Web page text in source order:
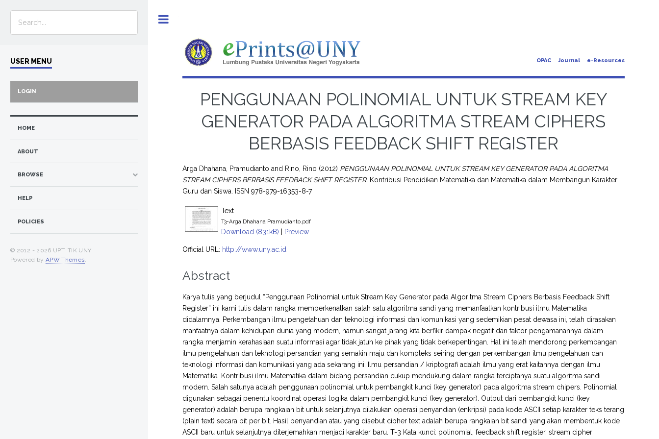
OPAC Journal e-Resources
PENGGUNAAN POLINOMIAL UNTUK STREAM KEY
GENERATOR PADA ALGORITMA STREAM CIPHERS
BERBASIS FEEDBACK SHIFT REGISTER
Arga Dhahana, Pramudianto and Rino, Rino (2012) PENGGUNAAN POLINOMIAL UNTUK STREAM KEY GENERATOR PADA ALGORITMA
STREAM CIPHERS BERBASIS FEEDBACK SHIFT REGISTER. Kontribusi Pendidikan Matematika dan Matematika dalam Membangun Karakter
Guru dan Siswa. ISSN 978-979-16353-8-7
Text
T3-Arga Dhahana Pramudianto.pdf
Download (831kB) | Preview
Official URL: http://www.uny.ac.id
Abstract
Karya tulis yang berjudul “Penggunaan Polinomial untuk Stream Key Generator pada Algoritma Stream Ciphers Berbasis Feedback Shift
Register” ini kami tulis dalam rangka memperkenalkan salah satu algoritma sandi yang memanfaatkan kontribusi ilmu Matematika
didalamnya. Perkembangan ilmu pengetahuan dan teknologi informasi dan komunikasi yang sedemikian pesat dewasa ini, telah dirasakan
manfaatnya dalam kehidupan dunia yang modern, namun sangat jarang kita berfikir dampak negatif dan faktor pengamanannya dalam
rangka menjamin kerahasiaan suatu informasi agar tidak jatuh ke pihak yang tidak berkepentingan. Hal ini telah mendorong perkembangan
ilmu pengetahuan dan teknologi persandian yang semakin maju dan kompleks seiring dengan perkembangan ilmu pengetahuan dan
teknologi informasi dan komunikasi yang ada sekarang ini. Ilmu persandian / kriptografi adalah ilmu yang erat kaitannya dengan ilmu
Matematika. Kontribusi ilmu Matematika dalam bidang persandian cukup mendukung dalam rangka terciptanya suatu algoritma sandi
modern. Salah satunya adalah penggunaan polinomial untuk pembangkit kunci (key generator) pada algoritma stream chipers. Polinomial
digunakan sebagai penentu koordinat operasi logika dalam pembangkit kunci (key generator). Output dari pembangkit kunci (key
generator) adalah berupa rangkaian bit untuk selanjutnya dilakukan operasi penyandian (enkripsi) pada kode ASCII setiap karakter teks terang
(plain text) secara bit per bit. Hasil penyandian atau yang disebut cipher text adalah berupa rangkaian bit sandi yang akan membentuk kode
ASCII baru untuk selanjutnya diterjemahkan menjadi karakter baru. T-3 Kata kunci: polinomial, feedback shift register, stream cipher
USER MENU
LOGIN
HOME
ABOUT
BROWSE
HELP
POLICIES
© 2012 - 2026 UPT. TIK UNY
Powered by APW Themes